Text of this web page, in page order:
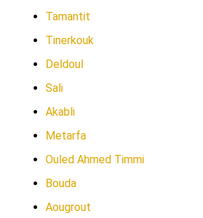
Tamantit
Tinerkouk
Deldoul
Sali
Akabli
Metarfa
Ouled Ahmed Timmi
Bouda
Aougrout